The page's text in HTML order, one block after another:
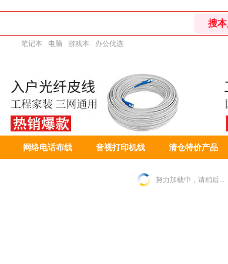
笔记本 电脑 游戏本 办公优选
网络电话布线 音视打印机线 清仓特价产品
努力加载中，请稍后...